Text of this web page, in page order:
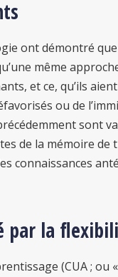
ont démontré
même
et ce, qu’ils
ou de
sont
de la mémoire
connaissances
par la
(CUA ;